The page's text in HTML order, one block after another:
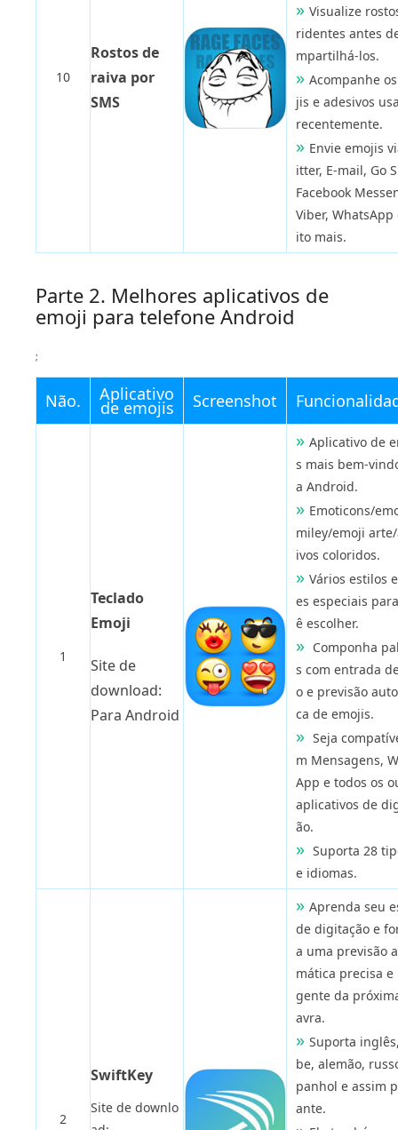
10
Rostos de
raiva por
SMS
Visualize
ridentes antes
mpartilhá-los.
Acompanhe
jis e adesivos
recentemente.
Envie emojis
itter, E-mail, Go
Facebook
Viber, WhatsApp
ito mais.
Parte 2. Melhores aplicativos de
emoji para telefone Android
;
Não. Aplicativo
de emojis Screenshot
1
Teclado
Emoji
Site de
download:
Para Android
Aplicativo de
s mais bem-
a Android.
Emoticons/
miley/emoji
ivos coloridos.
Vários estilos
es especiais
ê escolher.
Componha
s com entrada
o e previsão
ca de emojis.
Seja
m Mensagens,
App e todos os
aplicativos de
ão.
Suporta 28
e idiomas.
2
SwiftKey
Site de downlo
Aprenda seu
de digitação e
a uma previsão
mática precisa
gente da
avra.
Suporta
be, alemão,
panhol e assim
ante.